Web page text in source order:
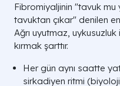
Fibromiyaljinin "tavuk mu
tavuktan çıkar" denilen
Ağrı uyutmaz, uykusuzluk
kırmak şarttır.
Her gün aynı saatte
sirkadiyen ritmi